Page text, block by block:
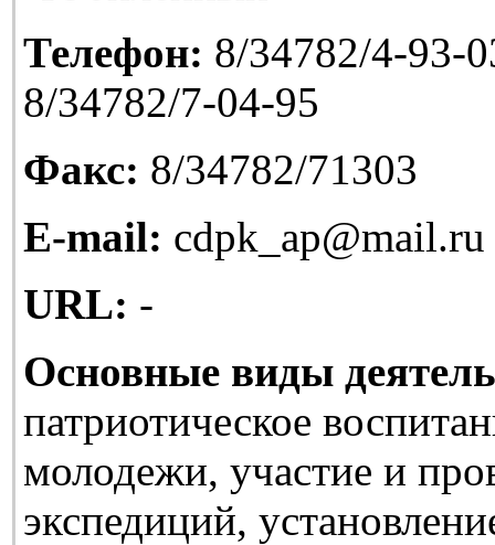
Телефон: 8/34782/4-93-
8/34782/7-04-95
Факс: 8/34782/71303
E-mail: cdpk_ap@mail.ru
URL: -
Основные виды
патриотическое
молодежи, участие и
экспедиций,